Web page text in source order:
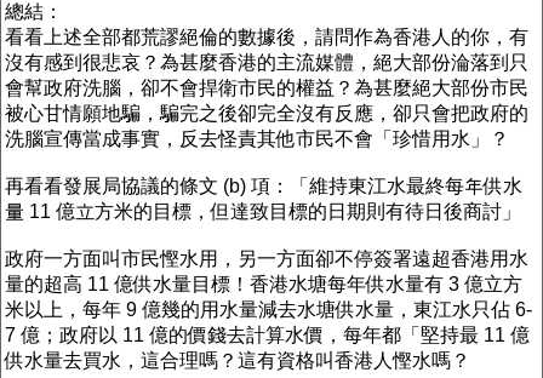
總結：
看看上述全部都荒謬絕倫的數據後，請問作為香港人的你，有
沒有感到很悲哀？為甚麼香港的主流媒體，絕大部份淪落到只
會幫政府洗腦，卻不會捍衛市民的權益？為甚麼絕大部份市民
被心甘情願地騙，騙完之後卻完全沒有反應，卻只會把政府的
洗腦宣傳當成事實，反去怪責其他市民不會「珍惜用水」？
再看看發展局協議的條文 (b) 項：「維持東江水最終每年供水
量 11 億立方米的目標，但達致目標的日期則有待日後商討」
政府一方面叫市民慳水用，另一方面卻不停簽署遠超香港用水
量的超高 11 億供水量目標！香港水塘每年供水量有 3 億立方
米以上，每年 9 億幾的用水量減去水塘供水量，東江水只佔 6-
7 億；政府以 11 億的價錢去計算水價，每年都「堅持最 11 億
供水量去買水，這合理嗎？這有資格叫香港人慳水嗎？